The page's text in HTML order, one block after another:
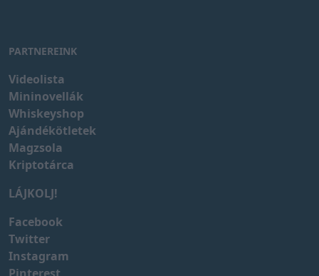
PARTNEREINK
Videolista
Mininovellák
Whiskeyshop
Ajándékötletek
Magzsola
Kriptotárca
LÁJKOLJ!
Facebook
Twitter
Instagram